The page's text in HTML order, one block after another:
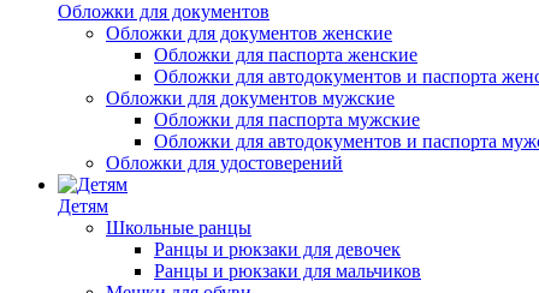
Обложки для документов
Обложки для документов женские
Обложки для паспорта женские
Обложки для автодокументов и паспорта
Обложки для документов мужские
Обложки для паспорта мужские
Обложки для автодокументов и паспорта
Обложки для удостоверений
Детям
Школьные ранцы
Ранцы и рюкзаки для девочек
Ранцы и рюкзаки для мальчиков